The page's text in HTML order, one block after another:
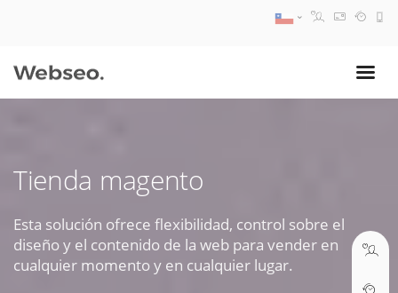
Tienda magento
Esta solución ofrece flexibilidad, control sobre el
diseño y el contenido de la web para vender en
cualquier momento y en cualquier lugar.
09:30 AM A 18:30 PM
soporte@webseo.cl